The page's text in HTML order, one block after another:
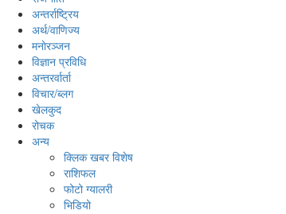
अन्तर्राष्ट्रिय
अर्थ/वाणिज्य
मनाेरञ्जन
विज्ञान प्रविधि
अन्तरर्वार्ता
विचार/ब्लग
खेलकुद
रोचक
अन्य
क्लिक खबर विशेष
राशिफल
फोटो ग्यालरी
भिडियो